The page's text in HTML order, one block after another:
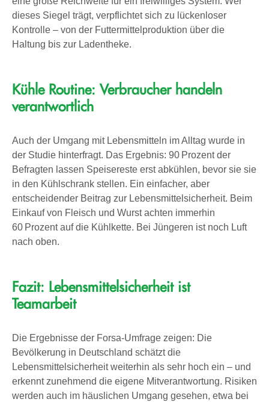
dieses Siegel trägt, verpflichtet sich zu lückenloser
Kontrolle – von der Futtermittelproduktion über die
Haltung bis zur Ladentheke.
Kühle Routine: Verbraucher handeln
verantwortlich
Auch der Umgang mit Lebensmitteln im Alltag wurde in
der Studie hinterfragt. Das Ergebnis: 90 Prozent der
Befragten lassen Speisereste erst abkühlen, bevor sie sie
in den Kühlschrank stellen. Ein einfacher, aber
entscheidender Beitrag zur Lebensmittelsicherheit. Beim
Einkauf von Fleisch und Wurst achten immerhin
60 Prozent auf die Kühlkette. Bei Jüngeren ist noch Luft
nach oben.
Fazit: Lebensmittelsicherheit ist
Teamarbeit
Die Ergebnisse der Forsa-Umfrage zeigen: Die
Bevölkerung in Deutschland schätzt die
Lebensmittelsicherheit weiterhin als sehr hoch ein – und
erkennt zunehmend die eigene Mitverantwortung. Risiken
werden auch im häuslichen Umgang gesehen, etwa bei